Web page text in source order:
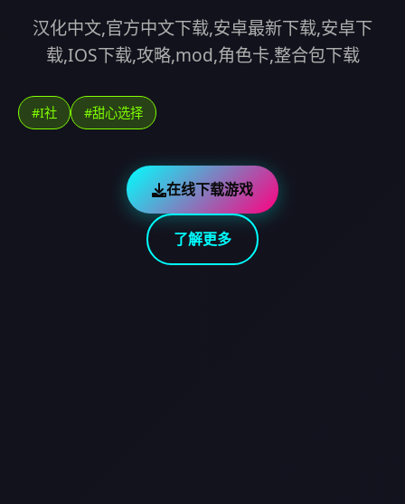
汉化中文,官方中文下载,安卓最新下载,安卓下
载,IOS下载,攻略,mod,角色卡,整合包下载
#I社 #甜心选择
在线下载游戏
了解更多